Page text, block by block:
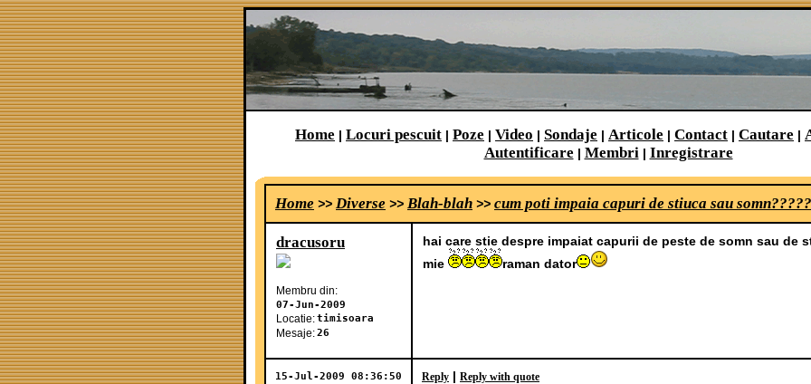
Home | Locuri pescuit | Poze | Video | Sondaje | Articole | Contact | Cautare |
Autentificare | Membri | Inregistrare
Home >> Diverse >> Blah-blah >> cum poti impaia capuri de stiuca sau
dracusoru
Membru din:
07-Jun-2009
Locatie:timisoara
Mesaje:26
hai care stie despre impaiat capurii de peste de somn sau de
mie
raman dator
15-Jul-2009 08:36:50 Reply | Reply with quote